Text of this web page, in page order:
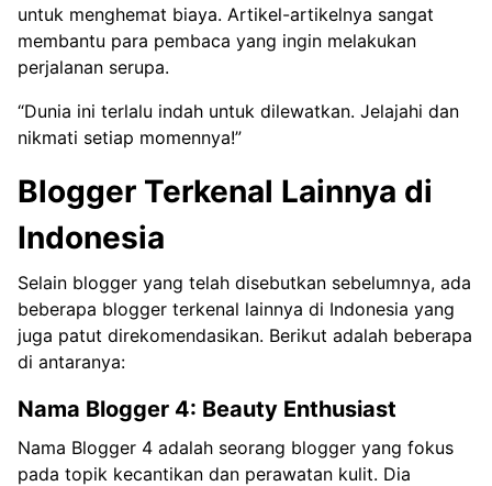
untuk menghemat biaya. Artikel-artikelnya sangat
membantu para pembaca yang ingin melakukan
perjalanan serupa.
“Dunia ini terlalu indah untuk dilewatkan. Jelajahi dan
nikmati setiap momennya!”
Blogger Terkenal Lainnya di
Indonesia
Selain blogger yang telah disebutkan sebelumnya, ada
beberapa blogger terkenal lainnya di Indonesia yang
juga patut direkomendasikan. Berikut adalah beberapa
di antaranya:
Nama Blogger 4: Beauty Enthusiast
Nama Blogger 4 adalah seorang blogger yang fokus
pada topik kecantikan dan perawatan kulit. Dia